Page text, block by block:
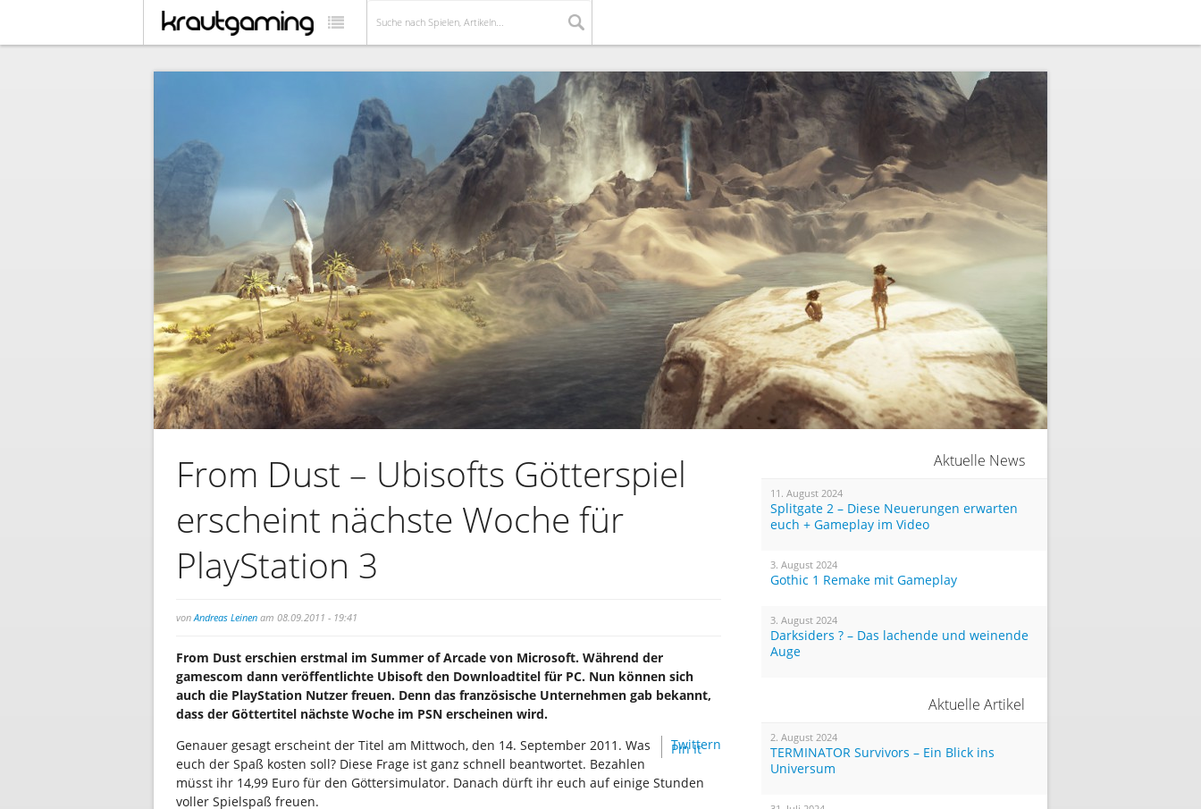
From Dust – Ubisofts Götterspiel
erscheint nächste Woche für
PlayStation 3
vonAndreas Leinen am 08.09.2011 - 19:41
From Dust erschien erstmal im Summer of Arcade von Microsoft. Während der
gamescom dann veröffentlichte Ubisoft den Downloadtitel für PC. Nun können sich
auch die PlayStation Nutzer freuen. Denn das französische Unternehmen gab bekannt,
dass der Göttertitel nächste Woche im PSN erscheinen wird.
Twittern
Pin It
Genauer gesagt erscheint der Titel am Mittwoch, den 14. September 2011. Was
euch der Spaß kosten soll? Diese Frage ist ganz schnell beantwortet. Bezahlen
müsst ihr 14,99 Euro für den Göttersimulator. Danach dürft ihr euch auf einige Stunden
voller Spielspaß freuen.
Aktuelle News
11. August 2024
Splitgate 2 – Diese Neuerungen erwarten
euch + Gameplay im Video
3. August 2024
Gothic 1 Remake mit Gameplay
3. August 2024
Darksiders ? – Das lachende und weinende
Auge
Aktuelle Artikel
2. August 2024
TERMINATOR Survivors – Ein Blick ins
Universum